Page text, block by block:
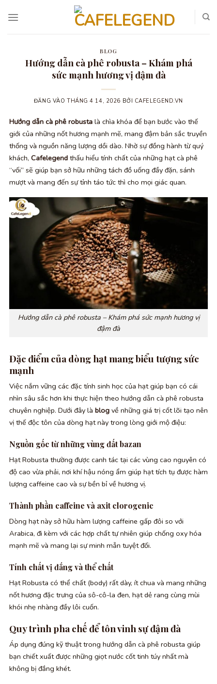
qua
BLOG
Hướng dẫn cà phê robusta – Khám phá
sức mạnh hương vị đậm đà
ĐĂNG VÀO THÁNG 4 14, 2026 BỞI CAFELEGEND.VN
Hướng dẫn cà phê robusta là chìa khóa để bạn bước vào thế
giới của những nốt hương mạnh mẽ, mang đậm bản sắc truyền
thống và nguồn năng lượng dồi dào. Nhờ sự đồng hành từ quý
khách, Cafelegend thấu hiểu tính chất của những hạt cà phê
“vối” sẽ giúp bạn sở hữu những tách đồ uống đầy đặn, sánh
mượt và mang đến sự tỉnh táo tức thì cho mọi giác quan.
Hướng dẫn cà phê robusta – Khám phá sức mạnh hương vị
đậm đà
Đặc điểm của dòng hạt mang biểu tượng sức
mạnh
Việc nắm vững các đặc tính sinh học của hạt giúp bạn có cái
nhìn sâu sắc hơn khi thực hiện theo hướng dẫn cà phê robusta
chuyên nghiệp. Dưới đây là blog về những giá trị cốt lõi tạo nên
vị thế độc tôn của dòng hạt này trong lòng giới mộ điệu:
Nguồn gốc từ những vùng đất bazan
Hạt Robusta thường được canh tác tại các vùng cao nguyên có
độ cao vừa phải, nơi khí hậu nóng ẩm giúp hạt tích tụ được hàm
lượng caffeine cao và sự bền bỉ về hương vị.
Thành phần caffeine và axit clorogenic
Dòng hạt này sở hữu hàm lượng caffeine gấp đôi so với
Arabica, đi kèm với các hợp chất tự nhiên giúp chống oxy hóa
mạnh mẽ và mang lại sự minh mẫn tuyệt đối.
Tính chất vị đắng và thể chất
Hạt Robusta có thể chất (body) rất dày, ít chua và mang những
nốt hương đặc trưng của sô-cô-la đen, hạt dẻ rang cùng mùi
khói nhẹ nhàng đầy lôi cuốn.
Quy trình pha chế để tôn vinh sự đậm đà
Áp dụng đúng kỹ thuật trong hướng dẫn cà phê robusta giúp
bạn chiết xuất được những giọt nước cốt tinh túy nhất mà
không bị đắng khét.